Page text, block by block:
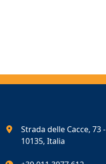
Strada delle Cacce, 73
10135, Italia